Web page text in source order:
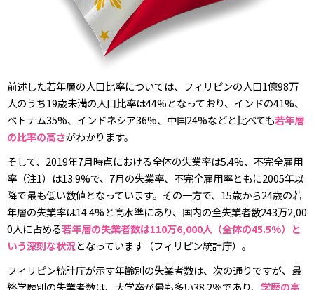
前述した若年層の人口比率については、フィリピンの人口1億98万
人のうち19歳未満の人口比率は44%となっており、インドの41%、
ベトナム35%、インドネシア36%、中国24%などと比べても若年層
の比率の高さがわかります。
そして、2019年7月時点における全体の失業率は5.4%、不完全雇用
率（注1）は13.9%で、7月の失業率、不完全雇用率ともに2005年以
降で最も低い数値となっています。その一方で、15歳から24歳の若
年層の失業率は14.4%と高水準にあり、国内の全失業者数243万2,00
0人に占める若年層の失業者数は110万6,000人（全体の45.5%）と
いう深刻な状況となっています（フィリピン統計庁）。
フィリピン統計庁が示す年齢別の失業者数は、次の通りですが、最
終学歴別の失業者数は、大学卒が最も多い38.2％であり、 学歴の高